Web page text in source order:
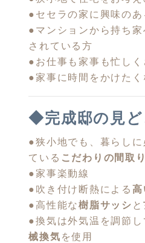
●セセラの家に興味のあ
●マンションから持ち
されている方
●お仕事も家事も忙し
●家事に時間をかけたく
◆完成邸の見ど
●狭小地でも、暮らし
ている こだわりの間取り
●家事楽動線
●吹き付け断熱による
●高性能な樹脂サッシ と
●換気は外気温を調節し
械換気 を使用